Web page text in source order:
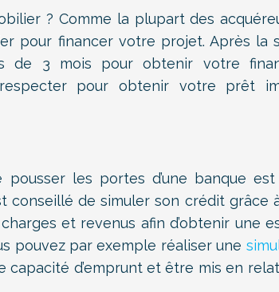
? Comme la plupart des
pour financer votre projet. Après la
de 3 mois pour obtenir votre
pour obtenir votre prêt
les portes d’une banque
conseillé de simuler son crédit grâce
et revenus afin d’obtenir une
pouvez par exemple réaliser une
capacité d’emprunt et être mis en